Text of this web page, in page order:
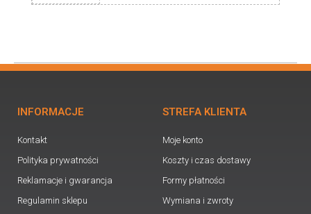
INFORMACJE
Kontakt
Polityka prywatności
Reklamacje i gwarancja
Regulamin sklepu
STREFA KLIENTA
Moje konto
Koszty i czas dostawy
Formy płatności
Wymiana i zwroty